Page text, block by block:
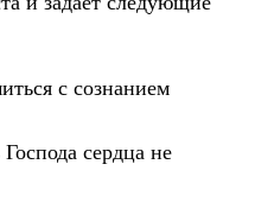
с сознанием
сердца не